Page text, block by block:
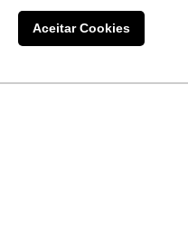
Aceitar Cookies